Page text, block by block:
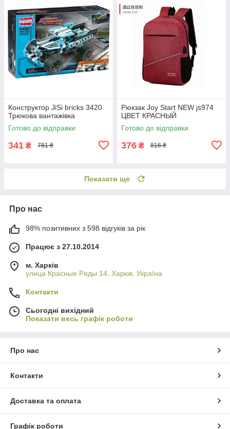
Конструктор JiSi bricks 3420
Трюкова вантажівка
Готово до відправки
341 ₴ 781 ₴
Рюкзак Joy Start NEW js974
ЦВЕТ КРАСНЫЙ
Готово до відправки
376 ₴ 816 ₴
Показати ще
Про нас
98% позитивних з 598 відгуків за рік
Працює з 27.10.2014
м. Харків
улица Красные Ряды 14, Харків, Україна
Контакти
Сьогодні вихідний
Показати весь графік роботи
Про нас
Контакти
Доставка та оплата
Графік роботи